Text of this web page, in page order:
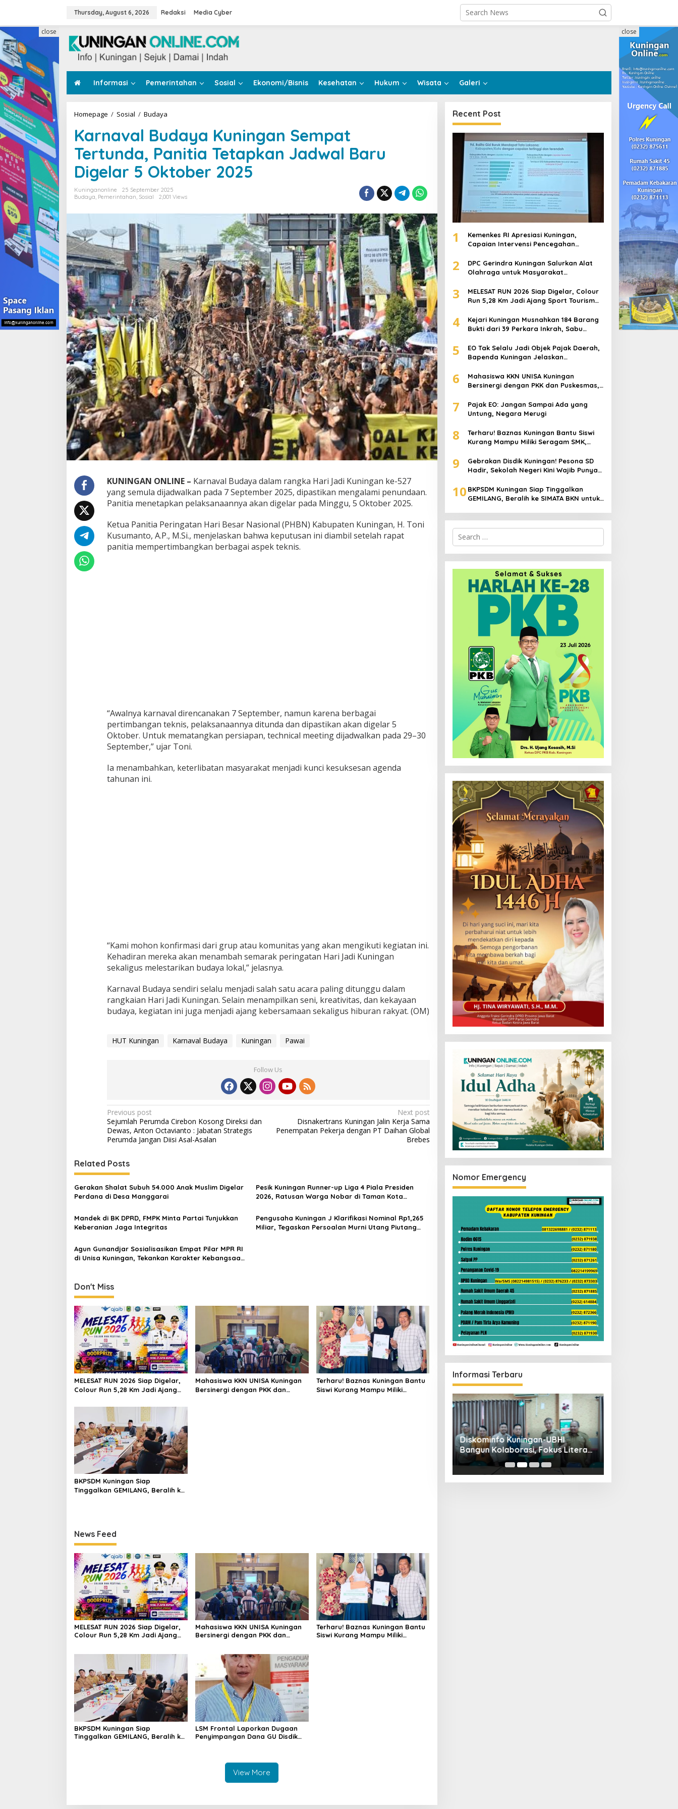
Thursday, August 6, 2026 Redaksi Media Cyber
Informasi Pemerintahan Sosial Ekonomi/Bisnis Kesehatan Hukum Wisata Galeri
close close
Homepage / Sosial / Budaya
Kuningan
Sempat
Tertunda,
Panitia
Tetapkan
Jadwal
Baru
Digelar
Oktober
Karnaval Budaya Kuningan Sempat
Tertunda, Panitia Tetapkan Jadwal Baru
Digelar 5 Oktober 2025
Kuninganonline
25 September 2025
Budaya Pemerintahan Sosial 2,001 Views
KUNINGAN ONLINE – Karnaval Budaya dalam rangka Hari Jadi Kuningan ke-527
yang semula dijadwalkan pada 7 September 2025, dipastikan mengalami penundaan.
Panitia menetapkan pelaksanaannya akan digelar pada Minggu, 5 Oktober 2025.
Ketua Panitia Peringatan Hari Besar Nasional (PHBN) Kabupaten Kuningan, H. Toni
Kusumanto, A.P., M.Si., menjelaskan bahwa keputusan ini diambil setelah rapat
panitia mempertimbangkan berbagai aspek teknis.
“Awalnya karnaval direncanakan 7 September, namun karena berbagai
pertimbangan teknis, pelaksanaannya ditunda dan dipastikan akan digelar 5
Oktober. Untuk mematangkan persiapan, technical meeting dijadwalkan pada 29–30
September,” ujar Toni.
Ia menambahkan, keterlibatan masyarakat menjadi kunci kesuksesan agenda
tahunan ini.
“Kami mohon konfirmasi dari grup atau komunitas yang akan mengikuti kegiatan ini.
Kehadiran mereka akan menambah semarak peringatan Hari Jadi Kuningan
sekaligus melestarikan budaya lokal,” jelasnya.
Karnaval Budaya sendiri selalu menjadi salah satu acara paling ditunggu dalam
rangkaian Hari Jadi Kuningan. Selain menampilkan seni, kreativitas, dan kekayaan
budaya, kegiatan ini juga menjadi ajang kebersamaan sekaligus hiburan rakyat. (OM)
HUT Kuningan Karnaval Budaya Kuningan Pawai
Follow Us
Post
navigation
Previous post
Sejumlah Perumda Cirebon Kosong Direksi dan
Dewas, Anton Octavianto : Jabatan Strategis
Perumda Jangan Diisi Asal-Asalan
Next post
Disnakertrans Kuningan Jalin Kerja Sama
Penempatan Pekerja dengan PT Daihan Global
Brebes
Related Posts
Gerakan Shalat Subuh 54.000 Anak Muslim Digelar
Perdana di Desa Manggarai
Pesik Kuningan Runner-up Liga 4 Piala Presiden
2026, Ratusan Warga Nobar di Taman Kota
Mandek di BK DPRD, FMPK Minta Partai Tunjukkan
Keberanian Jaga Integritas
Pengusaha Kuningan J Klarifikasi Nominal Rp1,265
Miliar, Tegaskan Persoalan Murni Utang Piutang
Agun Gunandjar Sosialisasikan Empat Pilar MPR RI
di Unisa Kuningan, Tekankan Karakter Kebangsaan
Don't Miss
MELESAT RUN 2026 Siap Digelar,
Colour Run 5,28 Km Jadi Ajang
Kuningan
Mahasiswa KKN UNISA Kuningan
Bersinergi dengan PKK dan
Terharu! Baznas Kuningan Bantu
Siswi Kurang Mampu Miliki
BKPSDM Kuningan Siap
Tinggalkan GEMILANG, Beralih ke
News Feed
MELESAT RUN 2026 Siap Digelar,
Colour Run 5,28 Km Jadi Ajang
Mahasiswa KKN UNISA Kuningan
Bersinergi dengan PKK dan
Perawatan Lansia
Terharu! Baznas Kuningan Bantu
Siswi Kurang Mampu Miliki
BKPSDM Kuningan Siap
Tinggalkan GEMILANG, Beralih ke
LSM Frontal Laporkan Dugaan
Penyimpangan Dana GU Disdik
View More
Recent Post
1
Kemenkes RI Apresiasi Kuningan,
Capaian Intervensi Pencegahan
2
DPC Gerindra Kuningan Salurkan Alat
Olahraga untuk Masyarakat
Generasi Muda
3
MELESAT RUN 2026 Siap Digelar, Colour
Run 5,28 Km Jadi Ajang Sport Tourism
4
Kejari Kuningan Musnahkan 184 Barang
Bukti dari 39 Perkara Inkrah, Sabu
5
EO Tak Selalu Jadi Objek Pajak Daerah,
Bapenda Kuningan Jelaskan
6
Mahasiswa KKN UNISA Kuningan
Bersinergi dengan PKK dan Puskesmas,
hingga Perawatan Lansia
7
Pajak EO: Jangan Sampai Ada yang
Untung, Negara Merugi
8
Terharu! Baznas Kuningan Bantu Siswi
Kurang Mampu Miliki Seragam SMK,
Padam
9
Gebrakan Disdik Kuningan! Pesona SD
Hadir, Sekolah Negeri Kini Wajib Punya
10 BKPSDM Kuningan Siap Tinggalkan
GEMILANG, Beralih ke SIMATA BKN untuk
Search
for:
Nomor Emergency
Informasi Terbaru
Diskominfo Kuningan-UBHI
Bangun Kolaborasi, Fokus Literasi
Digital hingga Desa Digital